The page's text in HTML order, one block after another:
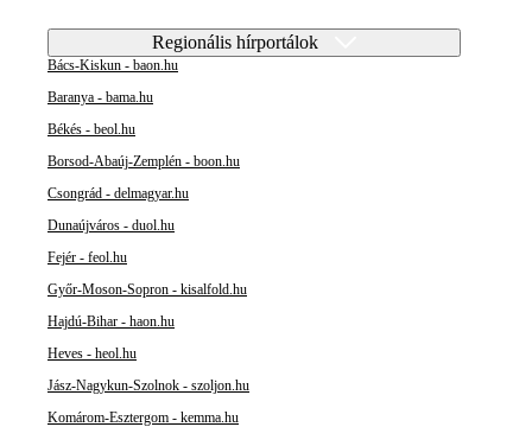
Regionális hírportálok
Bács-Kiskun - baon.hu
Baranya - bama.hu
Békés - beol.hu
Borsod-Abaúj-Zemplén - boon.hu
Csongrád - delmagyar.hu
Dunaújváros - duol.hu
Fejér - feol.hu
Győr-Moson-Sopron - kisalfold.hu
Hajdú-Bihar - haon.hu
Heves - heol.hu
Jász-Nagykun-Szolnok - szoljon.hu
Komárom-Esztergom - kemma.hu